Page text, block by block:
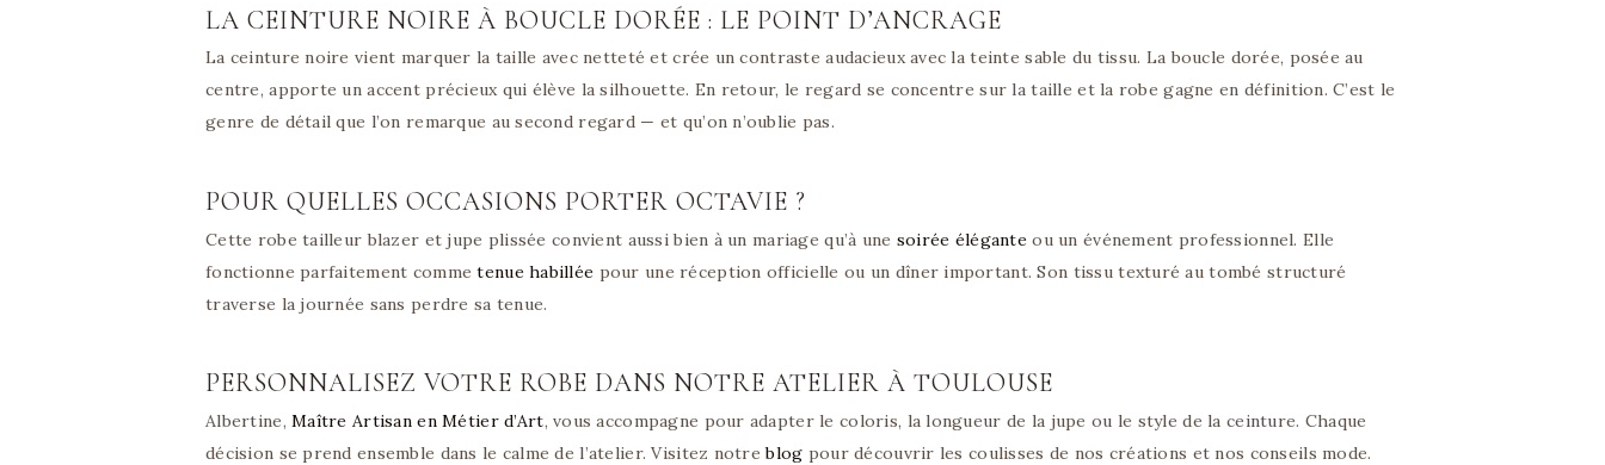
LA CEINTURE NOIRE À BOUCLE DORÉE : LE POINT D’ANCRAGE
La ceinture noire vient marquer la taille avec netteté et crée un contraste audacieux avec la teinte sable du tissu. La boucle dorée, posée au
centre, apporte un accent précieux qui élève la silhouette. En retour, le regard se concentre sur la taille et la robe gagne en définition. C’est le
genre de détail que l’on remarque au second regard — et qu’on n’oublie pas.
POUR QUELLES OCCASIONS PORTER OCTAVIE ?
Cette robe tailleur blazer et jupe plissée convient aussi bien à un mariage qu’à une soirée élégante ou un événement professionnel. Elle
fonctionne parfaitement commetenue habillée pour une réception officielle ou un dîner important. Son tissu texturé au tombé structuré
traverse la journée sans perdre sa tenue.
PERSONNALISEZ VOTRE ROBE DANS NOTRE ATELIER À TOULOUSE
Albertine,Maître Artisan en Métier d’Art, vous accompagne pour adapter le coloris, la longueur de la jupe ou le style de la ceinture. Chaque
décision se prend ensemble dans le calme de l’atelier. Visitez notreblog pour découvrir les coulisses de nos créations et nos conseils mode.